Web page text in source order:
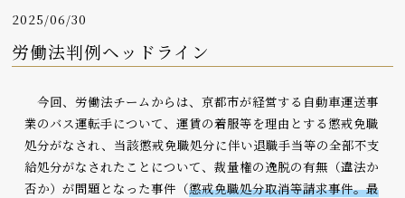
2025/06/30
労働法判例ヘッドライン
今回、労働法チームからは、京都市が経営する自動車運送事
業のバス運転手について、運賃の着服等を理由とする懲戒免職
処分がなされ、当該懲戒免職処分に伴い退職手当等の全部不支
給処分がなされたことについて、裁量権の逸脱の有無（違法か
否か）が問題となった事件（懲戒免職処分取消等請求事件。最